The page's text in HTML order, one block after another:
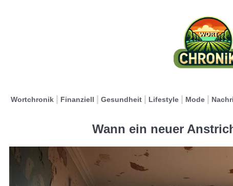
Wortchronik Finanziell Gesundheit Lifestyle Mode
Wann ein neuer